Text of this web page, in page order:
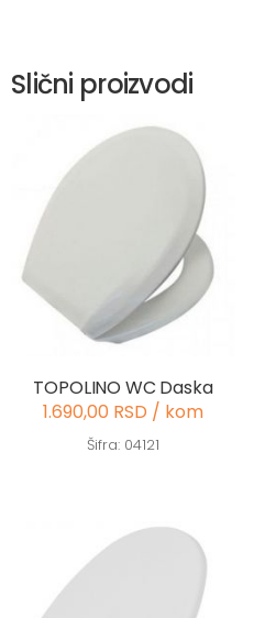
Slični proizvodi
TOPOLINO WC Daska
1.690,00 RSD / kom
Šifra: 04121